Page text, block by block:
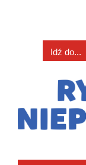
Idź do...